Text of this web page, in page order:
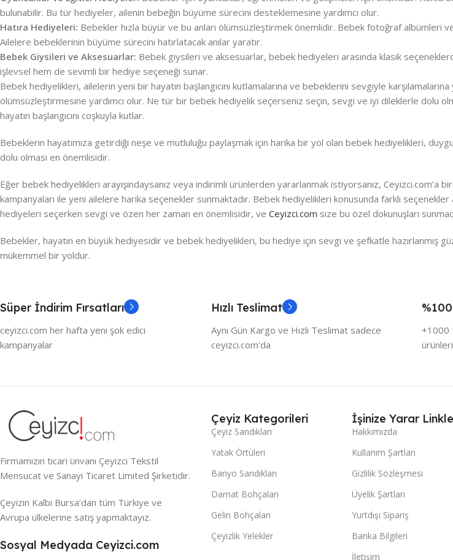
bulunabilir. Bu tür hediyeler, ailenin bebeğin büyüme sürecini desteklemesine yardımcı olur.
Hatıra Hediyeleri: Bebekler hızla büyür ve bu anları ölümsüzleştirmek önemlidir. Bebek fotoğraf albümleri
Ailelere bebeklerinin büyüme sürecini hatırlatacak anılar yaratır.
Bebek Giysileri ve Aksesuarlar: Bebek giysileri ve aksesuarlar, bebek hediyeleri arasında klasik
işlevsel hem de sevimli bir hediye seçeneği sunar.
Bebek hediyelikleri, ailelerin yeni bir hayatın başlangıcını kutlamalarına ve bebeklerini sevgiyle
ölümsüzleştirmesine yardımcı olur. Ne tür bir bebek hediyelik seçerseniz seçin, sevgi ve iyi dileklerle dolu
hayatın başlangıcını coşkuyla kutlar.
Bebeklerin hayatımıza getirdiği neşe ve mutluluğu paylaşmak için harika bir yol olan bebek hediyelikleri,
dolu olması en önemlisidir.
Eğer bebek hediyelikleri arayışındaysanız veya indirimli ürünlerden yararlanmak istiyorsanız,
kampanyaları ile yeni ailelere harika seçenekler sunmaktadır. Bebek hediyelikleri konusunda farklı seçenekler
hediyeleri seçerken sevgi ve özen her zaman en önemlisidir, ve Ceyizci.com size bu özel dokunuşları
Bebekler, hayatın en büyük hediyesidir ve bebek hediyelikleri, bu hediye için sevgi ve şefkatle hazırlanmış
mükemmel bir yoldur.
Süper İndirim Fırsatları
ceyizci.com her hafta yeni şok edici
kampanyalar
Hızlı Teslimat
Aynı Gün Kargo ve Hızlı Teslimat sadece
ceyizci.com'da
+1000
ürünleri
Firmamızın ticari ünvanı Çeyizci Tekstil
Mensucat ve Sanayi Ticaret Limited Şirketidir.
Çeyizin Kalbi Bursa’dan tüm Türkiye ve
Avrupa ülkelerine satış yapmaktayız.
Sosyal Medyada Ceyizci.com
Çeyiz Kategorileri
Çeyiz Sandıkları
Yatak Örtüleri
Banyo Sandıkları
Damat Bohçaları
Gelin Bohçaları
Çeyizlik Yelekler
İşinize Yarar
Hakkımızda
Kullanım Şartları
Gizlilik Sözleşmesi
Üyelik Şartları
Yurtdışı Sipariş
Banka Bilgileri
İletişim